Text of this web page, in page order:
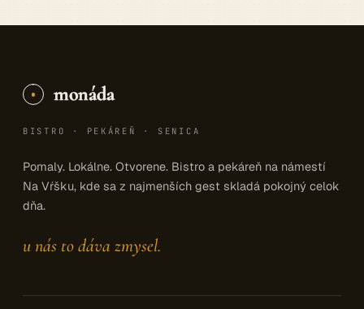
monáda
BISTRO · PEKÁREŇ · SENICA
Pomaly. Lokálne. Otvorene. Bistro a pekáreň na námestí
Na Vŕšku, kde sa z najmenších gest skladá pokojný celok
dňa.
u nás to dáva zmysel.